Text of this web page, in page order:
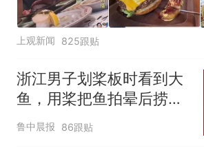
上观新闻 825跟贴
浙江男子划桨板时看到大
鱼，用桨把鱼拍晕后捞
起；当事人：鱼重7斤6
两，做成红烧辣子鱼块，
鲁中晨报 86跟贴